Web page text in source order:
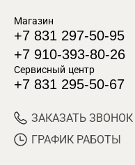
Магазин
+7 831 297-50-95
+7 910-393-80-26
Сервисный центр
+7 831 295-50-67
ЗАКАЗАТЬ ЗВОНОК
ГРАФИК РАБОТЫ